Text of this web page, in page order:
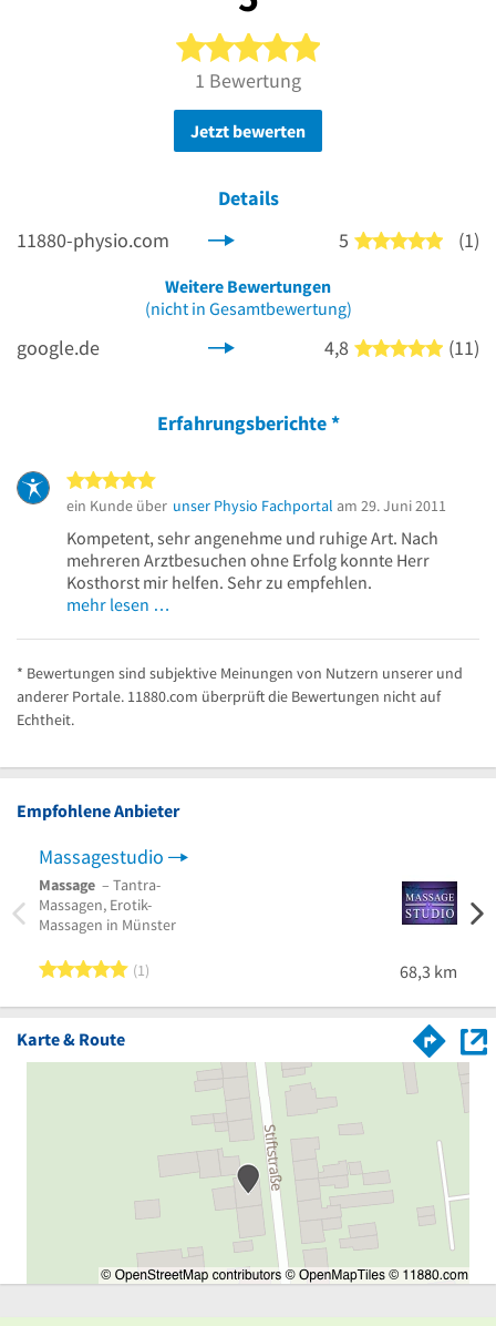
5 von 5 Sternen
1 Bewertung
Jetzt bewerten
Details
11880-physio.com
5 5 von
(1)
Weitere Bewertungen
(nicht in Gesamtbewertung)
google.de 4,8 5 von
(11)
Erfahrungsberichte*
ein Kunde über unser Physio Fachportal am 29. Juni 2011
Kompetent, sehr angenehme und ruhige Art. Nach
mehreren Arztbesuchen ohne Erfolg konnte Herr
Kosthorst mir helfen. Sehr zu empfehlen.
mehr lesen …
* Bewertungen sind subjektive Meinungen von Nutzern unserer und
anderer Portale. 11880.com überprüft die Bewertungen nicht auf
Echtheit.
Empfohlene Anbieter
Massagestudio
Massage – Tantra-
Massagen, Erotik-
Massagen in Münster
5 von 5 Sternen
1 68,3 km
Karte & Route